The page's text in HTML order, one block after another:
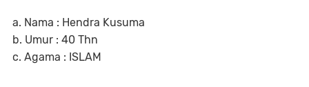
a. Nama : Hendra Kusuma
b. Umur : 40 Thn
c. Agama : ISLAM